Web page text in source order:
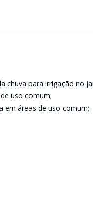
chuva para irrigação no
uso comum;
em áreas de uso comum;